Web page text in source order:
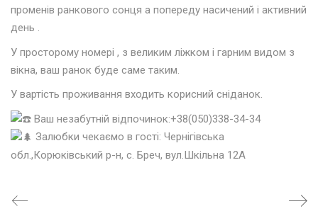
променів ранкового сонця а попереду насичений і активний
день .
У просторому номері , з великим ліжком і гарним видом з
вікна, ваш ранок буде саме таким.
У вартість проживання входить корисний сніданок.
Ваш незабутній відпочинок:+38(050)338-34-34
Залюбки чекаємо в гості: Чернігівська
обл.,Корюківський р-н, с. Бреч, вул.Шкільна 12А